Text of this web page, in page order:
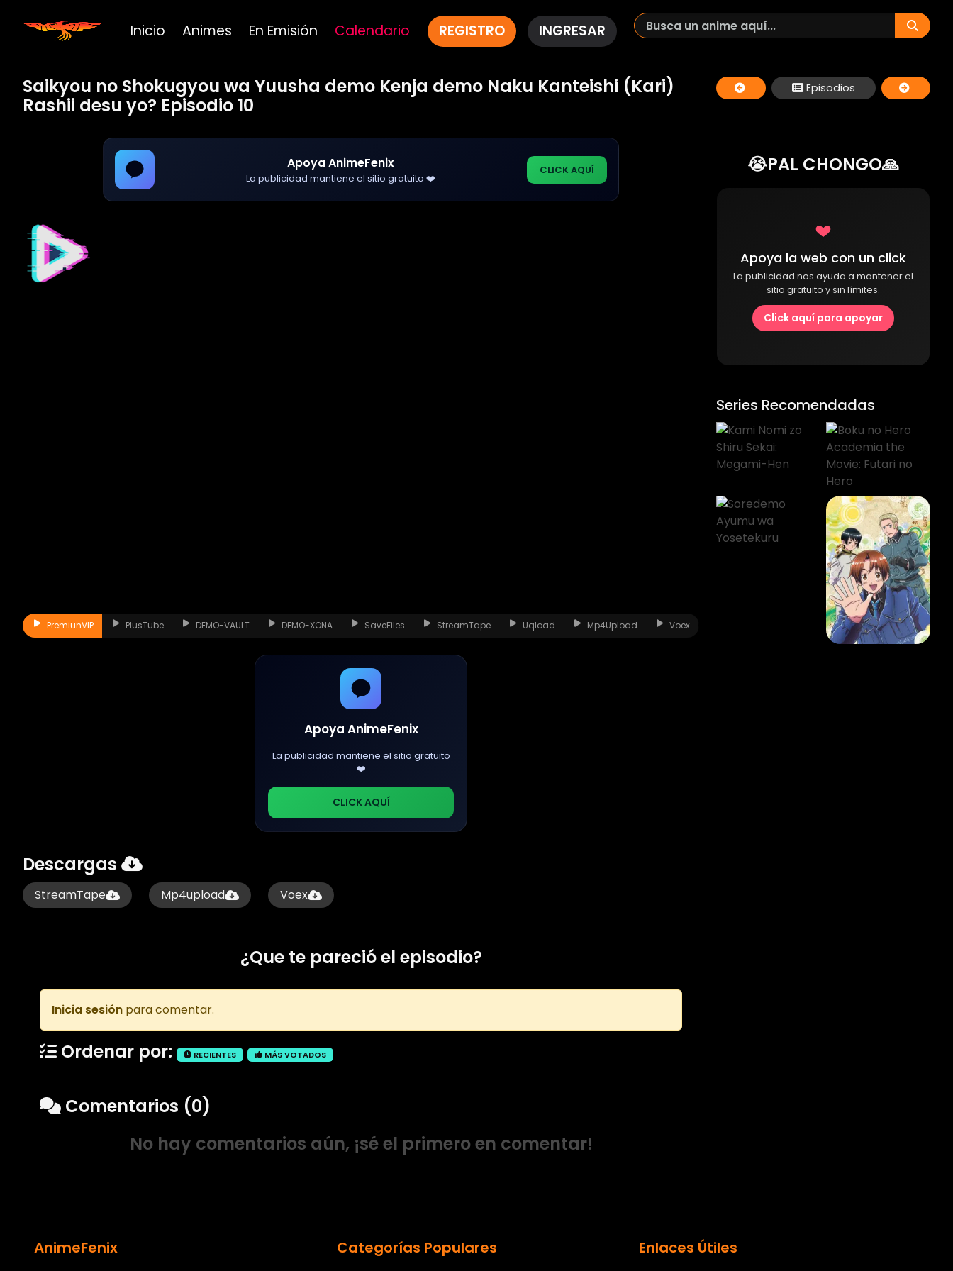
Inicio Animes En Emisión Calendario REGISTRO INGRESAR
Saikyou no Shokugyou wa Yuusha demo Kenja demo Naku Kanteishi (Kari)
Rashii desu yo? Episodio 10
Episodios
Apoya AnimeFenix
La publicidad mantiene el sitio gratuito ❤️
CLICK AQUÍ
PremiunVIP PlusTube DEMO-VAULT DEMO-XONA SaveFiles StreamTape Uqload Mp4Upload Voex
Apoya AnimeFenix
La publicidad mantiene el sitio gratuito
❤️
CLICK AQUÍ
Descargas
StreamTape Mp4upload Voex
¿Que te pareció el episodio?
Inicia sesión para comentar.
Ordenar por: RECIENTES MÁS VOTADOS
Comentarios (0)
No hay comentarios aún, ¡sé el primero en comentar!
😭PAL CHONGO🙏
Apoya la web con un click
La publicidad nos ayuda a mantener el
sitio gratuito y sin límites.
Click aquí para apoyar
Series Recomendadas
AnimeFenix Categorías Populares Enlaces Útiles